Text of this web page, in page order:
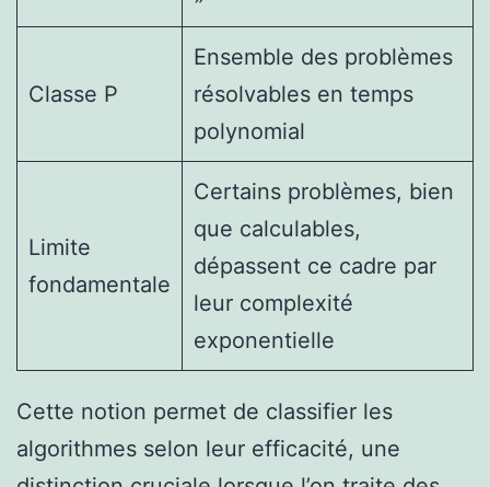
Classe P
Ensemble des problèmes
résolvables en temps
polynomial
Limite
fondamentale
Certains problèmes, bien
que calculables,
dépassent ce cadre par
leur complexité
exponentielle
Cette notion permet de classifier les
algorithmes selon leur efficacité, une